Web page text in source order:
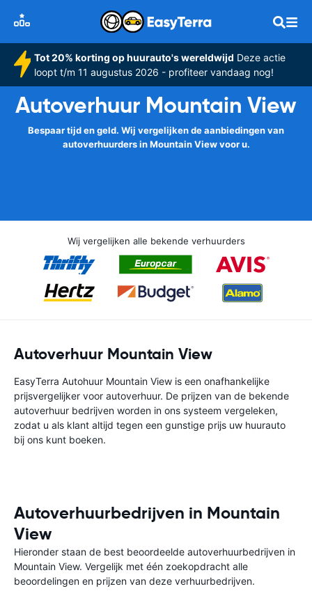
Tot 20% korting op huurauto's wereldwijd Deze actie
loopt t/m 11 augustus 2026 - profiteer vandaag nog!
Autoverhuur Mountain View
Bespaar tijd en geld. Wij vergelijken de aanbiedingen van
autoverhuurders in Mountain View voor u.
Wij vergelijken alle bekende verhuurders
Autoverhuur Mountain View
EasyTerra Autohuur Mountain View is een onafhankelijke
prijsvergelijker voor autoverhuur. De prijzen van de bekende
autoverhuur bedrijven worden in ons systeem vergeleken,
zodat u als klant altijd tegen een gunstige prijs uw huurauto
bij ons kunt boeken.
Autoverhuurbedrijven in Mountain
View
Hieronder staan de best beoordeelde autoverhuurbedrijven in
Mountain View. Vergelijk met één zoekopdracht alle
beoordelingen en prijzen van deze verhuurbedrijven.